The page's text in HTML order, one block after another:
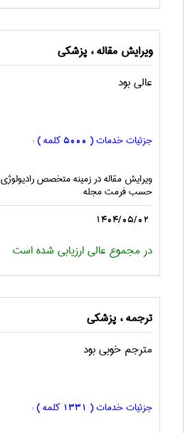
ویرایش مقاله ، پزشكی
عالی بود
جزئیات خدمات ( 5000کلمه ) :
ویرایش مقاله در زمینه متخصص رادیولوژی
حسب فرمت مجله
1404/05/02
در مجموع عالی ارزیابی شده است
ترجمه ، پزشكی
مترجم خوبی بود
جزئیات خدمات ( 1331 کلمه ) :